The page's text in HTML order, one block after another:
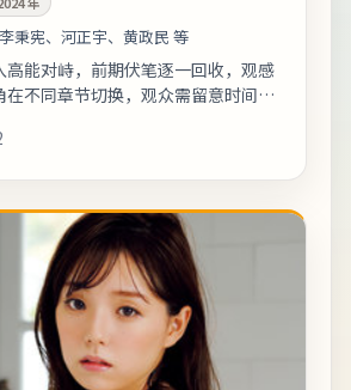
秉宪、河正宇、黄政民 等
高能对峙，前期伏笔逐一回收，观感
在不同章节切换，观众需留意时间标
名古屋十二月的母亲的菜...